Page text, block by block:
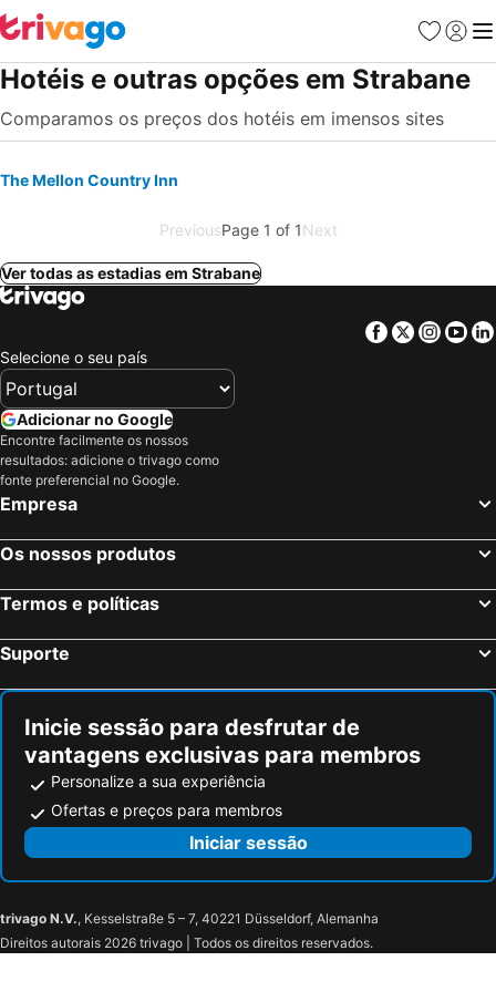
Favoritos
Iniciar
Hotéis e outras opções em Strabane
Comparamos os preços dos hotéis em imensos sites
The Mellon Country Inn
PreviousPage 1 of 1Next
Ver todas as estadias em Strabane
Facebook
Twitter
Selecione o seu país
Adicionar no Google
Encontre facilmente os nossos
resultados: adicione o trivago como
fonte preferencial no Google.
Empresa
Os nossos produtos
Termos e políticas
Suporte
Inicie sessão para desfrutar de
vantagens exclusivas para membros
Personalize a sua experiência
Ofertas e preços para membros
Iniciar sessão
trivago N.V., Kesselstraße 5 – 7, 40221 Düsseldorf, Alemanha
Direitos autorais 2026 trivago | Todos os direitos reservados.